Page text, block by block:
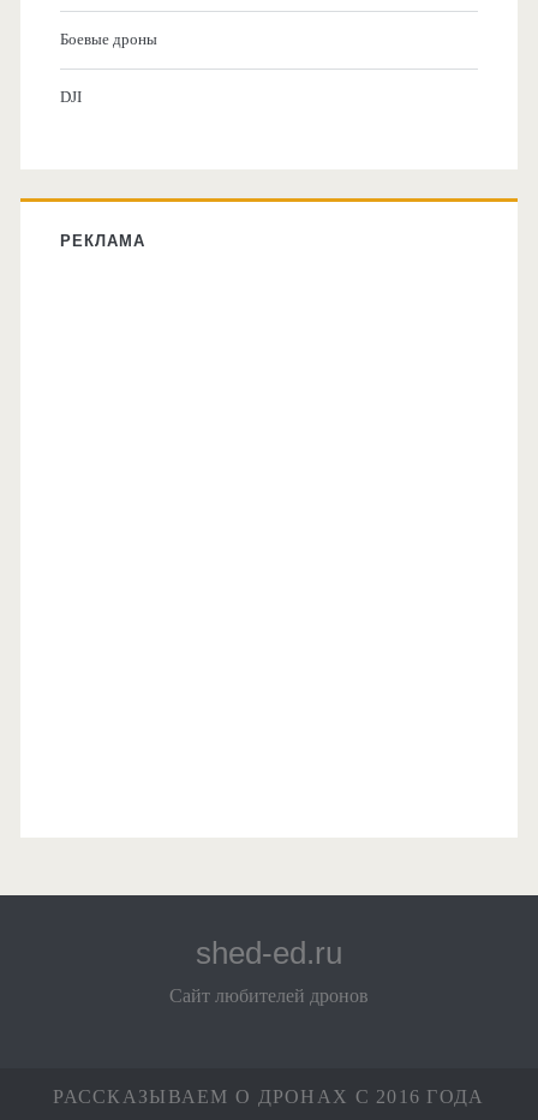
Боевые дроны
DJI
РЕКЛАМА
shed-ed.ru
Сайт любителей дронов
РАССКАЗЫВАЕМ О ДРОНАХ С 2016 ГОДА